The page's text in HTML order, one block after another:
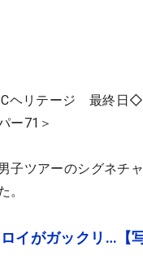
ヘリテージ 最終日
ー71＞
子ツアーのシグネチ
。
イがガックリ…【写